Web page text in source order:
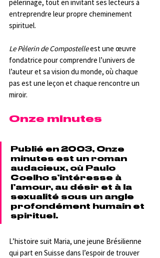
pèlerinage, tout en invitant ses lecteurs à
entreprendre leur propre cheminement
spirituel.
Le Pèlerin de Compostelle est une œuvre
fondatrice pour comprendre l’univers de
l’auteur et sa vision du monde, où chaque
pas est une leçon et chaque rencontre un
miroir.
Onze minutes
Publié en 2003, Onze
minutes est un roman
audacieux, où Paulo
Coelho s’intéresse à
l’amour, au désir et à la
sexualité sous un angle
profondément humain et
spirituel.
L’histoire suit Maria, une jeune Brésilienne
qui part en Suisse dans l’espoir de trouver